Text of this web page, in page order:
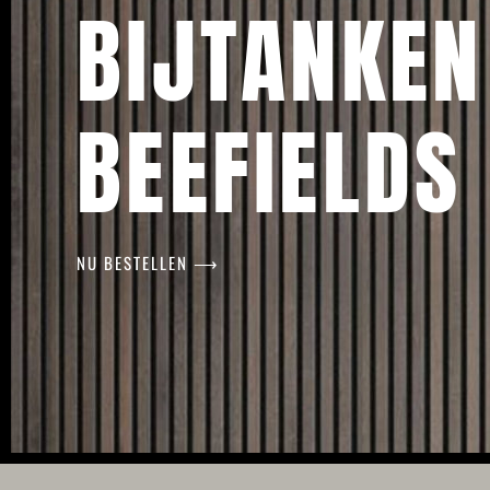
BEEFIELDS
NU BESTELLEN ⟶